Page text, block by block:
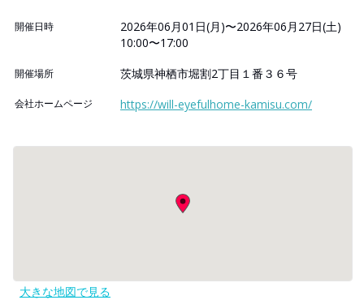
開催日時
2026年06月01日(月)〜2026年06月27日(土)
10:00〜17:00
開催場所 茨城県神栖市堀割2丁目１番３６号
会社ホームページ https://will-eyefulhome-kamisu.com/
大きな地図で見る